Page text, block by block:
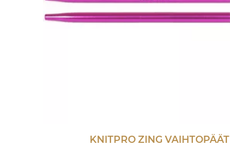
KNITPRO ZING VAIHTOPÄÄT